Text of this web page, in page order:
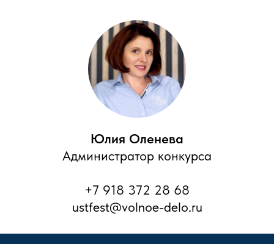
Юлия Оленева
Администратор конкурса
+7 918 372 28 68
ustfest@volnoe-delo.ru